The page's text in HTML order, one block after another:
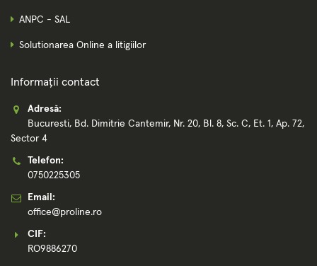
ANPC - SAL
Solutionarea Online a litigiilor
Informații contact
Adresă:
Bucuresti, Bd. Dimitrie Cantemir, Nr. 20, Bl. 8, Sc. C, Et. 1, Ap. 72,
Sector 4
Telefon:
0750225305
Email:
office@proline.ro
CIF:
RO9886270